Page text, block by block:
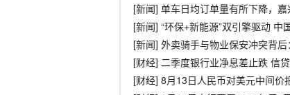
[新闻] 单车日均订单量有所下降，
[新闻] “环保+新能源”双引擎驱动 中
[新闻] 外卖骑手与物业保安冲突背
[财经] 二季度银行业净息差止跌 信
[财经] 8月13日人民币对美元中间价